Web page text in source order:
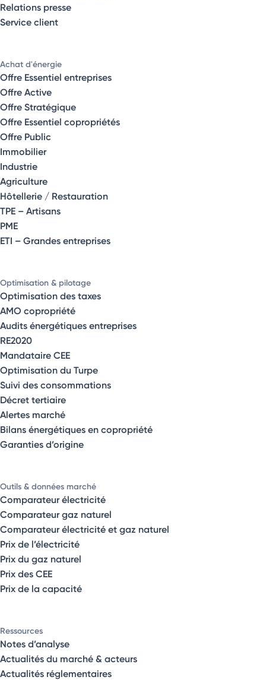
Relations presse
Service client
Achat d'énergie
Offre Essentiel entreprises
Offre Active
Offre Stratégique
Offre Essentiel copropriétés
Offre Public
Immobilier
Industrie
Agriculture
Hôtellerie / Restauration
TPE – Artisans
PME
ETI – Grandes entreprises
Optimisation & pilotage
Optimisation des taxes
AMO copropriété
Audits énergétiques entreprises
RE2020
Mandataire CEE
Optimisation du Turpe
Suivi des consommations
Décret tertiaire
Alertes marché
Bilans énergétiques en copropriété
Garanties d’origine
Outils & données marché
Comparateur électricité
Comparateur gaz naturel
Comparateur électricité et gaz naturel
Prix de l’électricité
Prix du gaz naturel
Prix des CEE
Prix de la capacité
Ressources
Notes d’analyse
Actualités du marché & acteurs
Actualités réglementaires